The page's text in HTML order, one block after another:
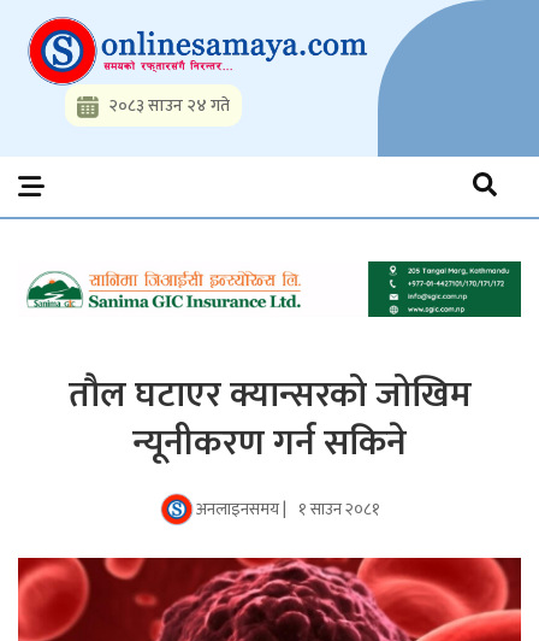
content
Onlinesamaya.com
Nepal News Portal, Business, Hot News, Interview, Opinions,
Politics, Science, Technology, Social, Media, Sports, Youth, Model
Watch, Movies
२०८३ साउन २४ गते
तौल घटाएर क्यान्सरको जोखिम
न्यूनीकरण गर्न सकिने
अनलाइनसमय | १ साउन २०८१